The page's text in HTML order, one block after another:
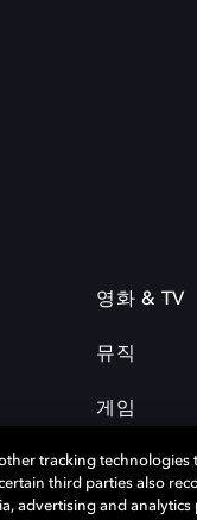
영화 & TV
뮤직
게임
tracking
third parties also
advertising and